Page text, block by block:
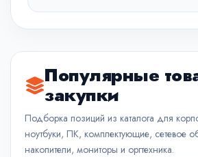
Популярные
закупки
Подборка позиций из каталога для
ноутбуки, ПК, комплектующие, сетевое
накопители, мониторы и оргтехника.